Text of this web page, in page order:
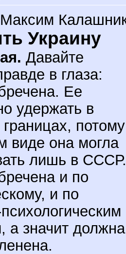
Максим
Украину
Давайте
в глаза:
Ее
удержать в
потому
виде она могла
лишь в СССР.
и по
и по
а значит должна